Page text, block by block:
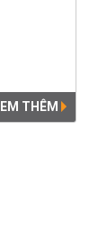
đường sắt
THÊM